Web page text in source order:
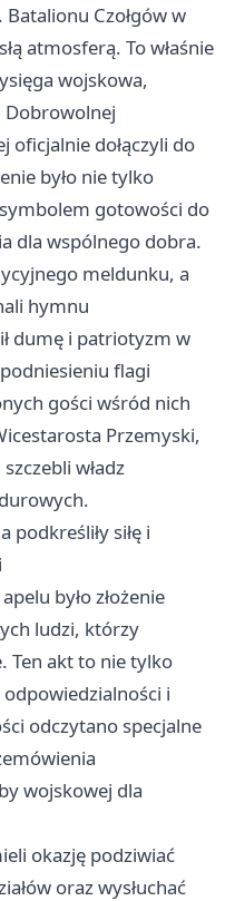
Czołgów w
atmosferą. To właśnie
wojskowa,
Dobrowolnej
oficjalnie dołączyli do
było nie tylko
gotowości do
dla wspólnego dobra.
meldunku, a
hymnu
dumę i patriotyzm w
flagi
gości wśród nich
Przemyski,
władz
podkreśliły siłę i
było złożenie
ludzi, którzy
Ten akt to nie tylko
i
odczytano specjalne
wojskowej dla
okazję podziwiać
oraz wysłuchać